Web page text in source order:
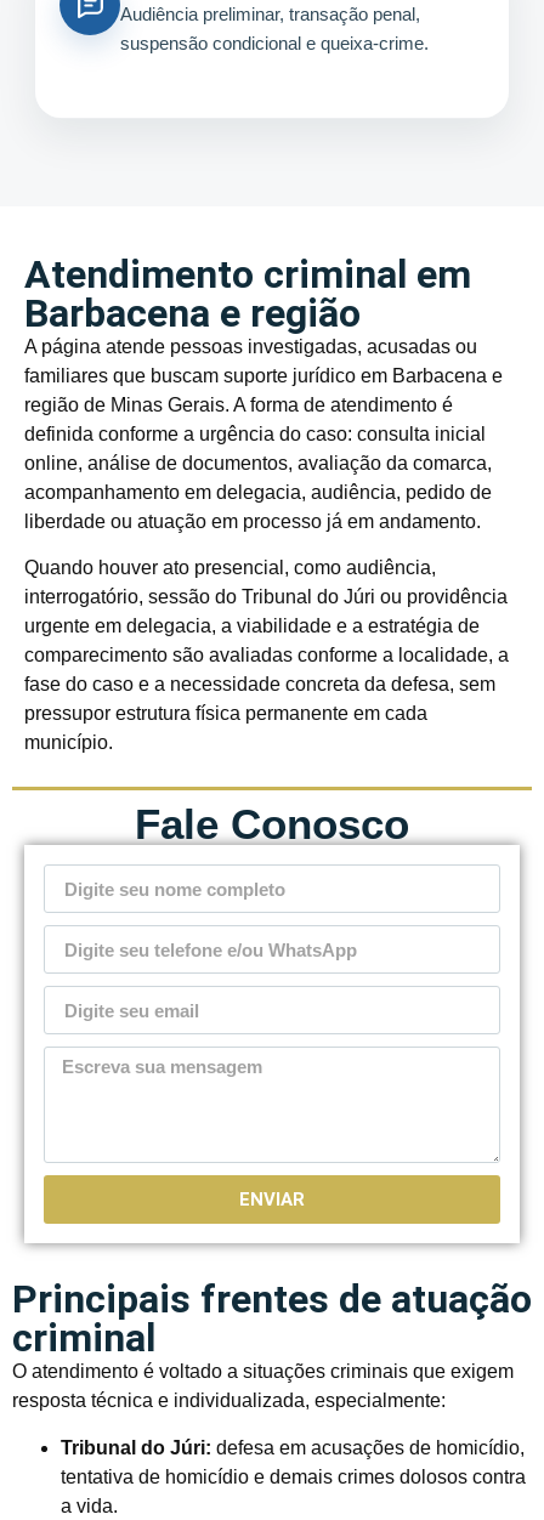
Audiência preliminar, transação penal,
suspensão condicional e queixa-crime.
Atendimento criminal em
Barbacena e região
A página atende pessoas investigadas, acusadas ou
familiares que buscam suporte jurídico em Barbacena e
região de Minas Gerais. A forma de atendimento é
definida conforme a urgência do caso: consulta inicial
online, análise de documentos, avaliação da comarca,
acompanhamento em delegacia, audiência, pedido de
liberdade ou atuação em processo já em andamento.
Quando houver ato presencial, como audiência,
interrogatório, sessão do Tribunal do Júri ou providência
urgente em delegacia, a viabilidade e a estratégia de
comparecimento são avaliadas conforme a localidade, a
fase do caso e a necessidade concreta da defesa, sem
pressupor estrutura física permanente em cada
município.
Fale Conosco
ENVIAR
Principais frentes de atuação
criminal
O atendimento é voltado a situações criminais que exigem
resposta técnica e individualizada, especialmente:
Tribunal do Júri: defesa em acusações de homicídio,
tentativa de homicídio e demais crimes dolosos contra
a vida.